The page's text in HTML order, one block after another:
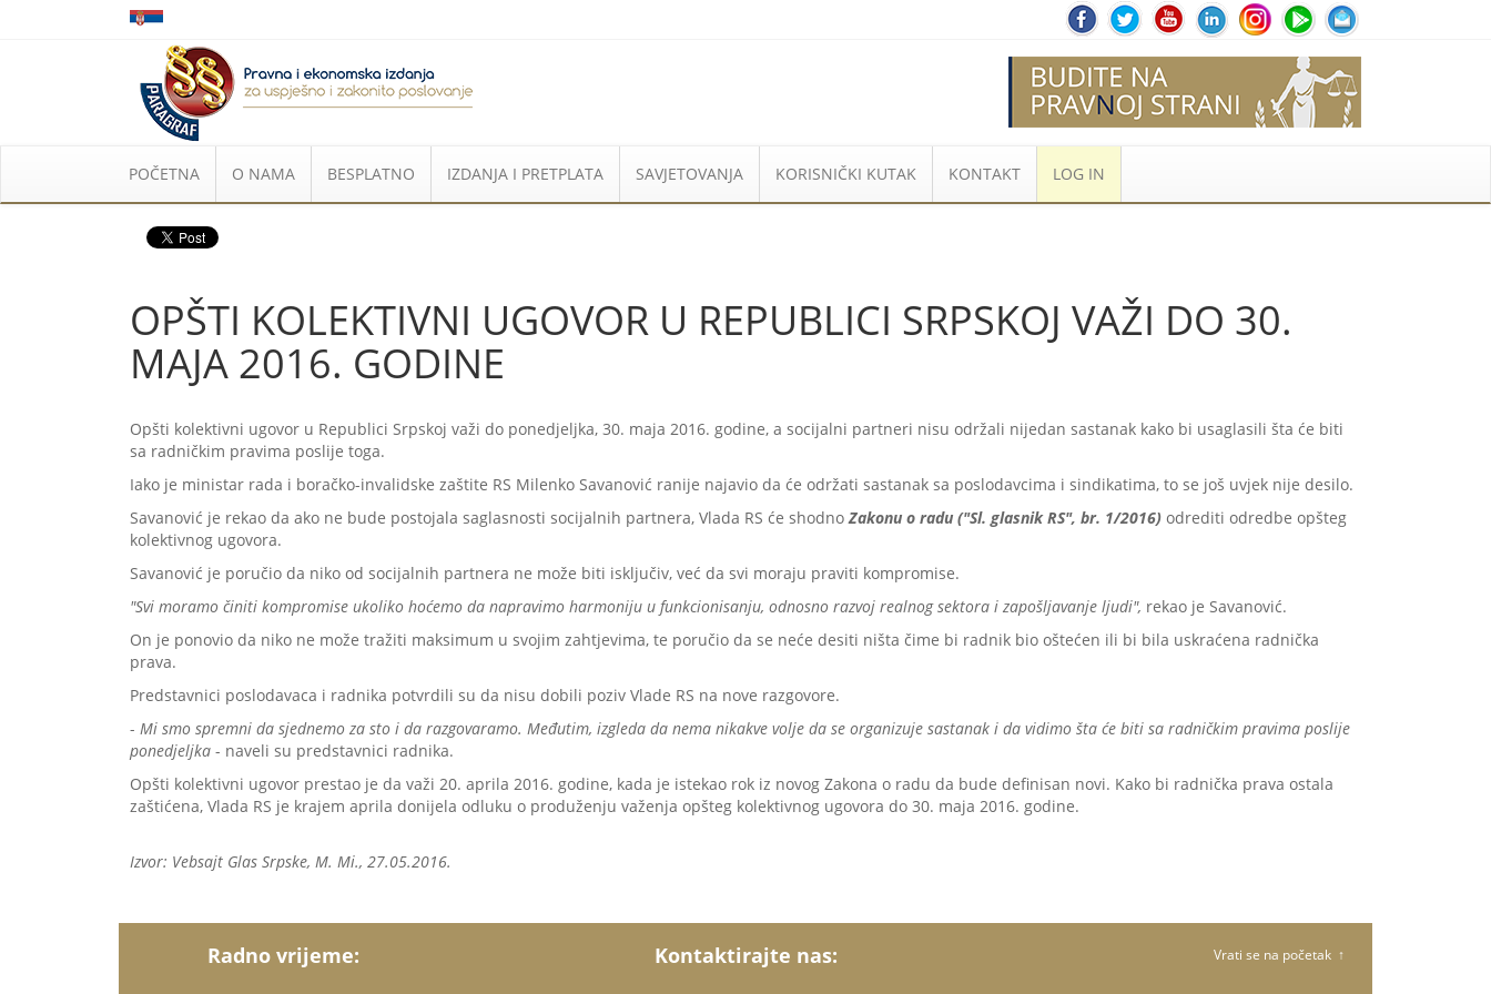
POČETNA O NAMA BESPLATNO IZDANJA I PRETPLATA SAVJETOVANJA KORISNIČKI KUTAK KONTAKT LOG IN
OPŠTI KOLEKTIVNI UGOVOR U REPUBLICI SRPSKOJ VAŽI DO 30.
MAJA 2016. GODINE
Opšti kolektivni ugovor u Republici Srpskoj važi do ponedjeljka, 30. maja 2016. godine, a socijalni partneri nisu održali nijedan sastanak kako bi usaglasili šta će biti
sa radničkim pravima poslije toga.
Iako je ministar rada i boračko-invalidske zaštite RS Milenko Savanović ranije najavio da će održati sastanak sa poslodavcima i sindikatima, to se još uvjek nije desilo.
Savanović je rekao da ako ne bude postojala saglasnosti socijalnih partnera, Vlada RS će shodnoZakonu o radu ("Sl. glasnik RS", br. 1/2016) odrediti odredbe opšteg
kolektivnog ugovora.
Savanović je poručio da niko od socijalnih partnera ne može biti isključiv, već da svi moraju praviti kompromise.
"Svi moramo činiti kompromise ukoliko hoćemo da napravimo harmoniju u funkcionisanju, odnosno razvoj realnog sektora i zapošljavanje ljudi", rekao je Savanović.
On je ponovio da niko ne može tražiti maksimum u svojim zahtjevima, te poručio da se neće desiti ništa čime bi radnik bio oštećen ili bi bila uskraćena radnička
prava.
Predstavnici poslodavaca i radnika potvrdili su da nisu dobili poziv Vlade RS na nove razgovore.
- Mi smo spremni da sjednemo za sto i da razgovaramo. Međutim, izgleda da nema nikakve volje da se organizuje sastanak i da vidimo šta će biti sa radničkim pravima poslije
ponedjeljka - naveli su predstavnici radnika.
Opšti kolektivni ugovor prestao je da važi 20. aprila 2016. godine, kada je istekao rok iz novog Zakona o radu da bude definisan novi. Kako bi radnička prava ostala
zaštićena, Vlada RS je krajem aprila donijela odluku o produženju važenja opšteg kolektivnog ugovora do 30. maja 2016. godine.
Izvor: Vebsajt Glas Srpske, M. Mi., 27.05.2016.
Radno vrijeme: Kontaktirajte nas: Vrati se na početak ↑